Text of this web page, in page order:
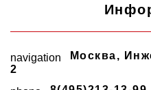
navigation Москва,
2